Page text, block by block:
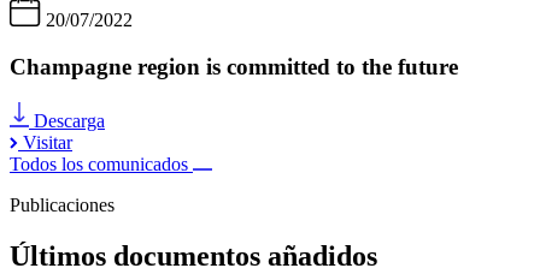
20/07/2022
Champagne region is committed to the future
Descarga
Visitar
Todos los comunicados
Publicaciones
Últimos documentos añadidos